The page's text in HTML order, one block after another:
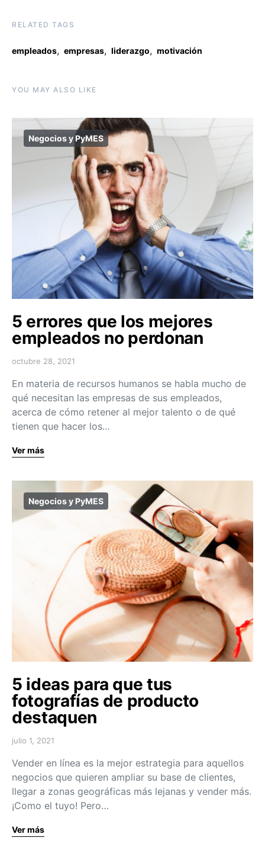
RELATED TAGS
empleados, empresas, liderazgo, motivación
YOU MAY ALSO LIKE
Negocios y PyMES
5 errores que los mejores
empleados no perdonan
octubre 28, 2021
En materia de recursos humanos se habla mucho de
qué necesitan las empresas de sus empleados,
acerca de cómo retener al mejor talento o de qué
tienen que hacer los…
Ver más
Negocios y PyMES
5 ideas para que tus
fotografías de producto
destaquen
julio 1, 2021
Vender en línea es la mejor estrategia para aquellos
negocios que quieren ampliar su base de clientes,
llegar a zonas geográficas más lejanas y vender más.
¡Como el tuyo! Pero…
Ver más